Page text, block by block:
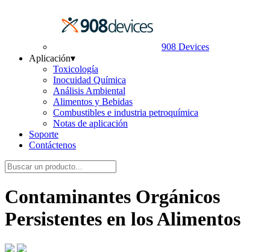
908 Devices
Aplicación▾
Toxicología
Inocuidad Química
Análisis Ambiental
Alimentos y Bebidas
Combustibles e industria petroquímica
Notas de aplicación
Soporte
Contáctenos
Contaminantes Orgánicos
Persistentes en los Alimentos